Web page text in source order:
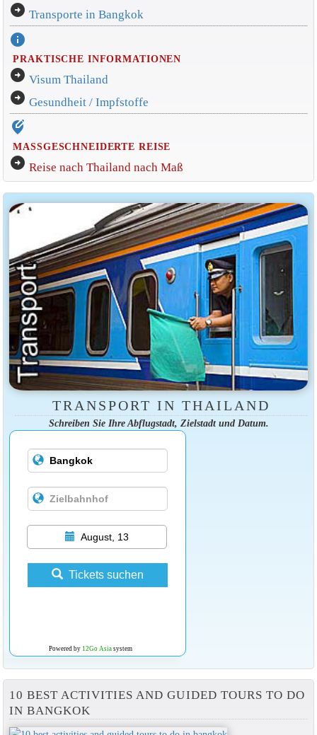
arrow_circle_right Transporte in Bangkok
info
PRAKTISCHE INFORMATIONEN
arrow_circle_right Visum Thailand
arrow_circle_right Gesundheit / Impfstoffe
edit_location_alt
MASSGESCHNEIDERTE REISE
arrow_circle_right Reise nach Thailand nach Maß
TRANSPORT IN THAILAND
Schreiben Sie Ihre Abflugstadt, Zielstadt und Datum.
August, 13
Tickets suchen
Powered by 12Go Asiasystem
10 BEST ACTIVITIES AND GUIDED TOURS TO DO
IN BANGKOK